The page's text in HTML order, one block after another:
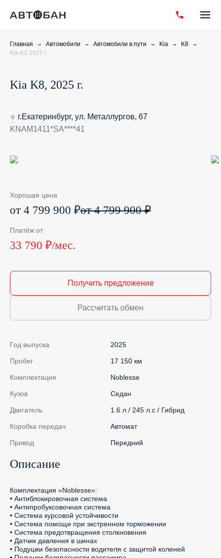
Главная Автомобили Автомобили в пути Kia
K8
Kia K8 2025 г.
Kia K8, 2025 г.
г.Екатеринбург, ул. Металлургов, 67
KNAM1411*SA****41
Хорошая цена
от 4 799 900 ₽от 4 799 900 ₽
Платёж от
33 790 ₽/мес.
Получить предложение
Рассчитать обмен
Год выпуска 2025
Пробег 17 150 км
Комплектация Noblesse
Кузов Седан
Двигатель 1.6 л / 245 л.с / Гибрид
Коробка передач Автомат
Привод Передний
Описание
Комплектация «Noblesse»:
• Антиблокировочная система
• Антипробуксовочная система
• Система курсовой устойчивости
• Система помощи при экстренном торможении
• Система предотвращения столкновения
• Датчик давления в шинах
• Подушки безопасности водителя с защитой коленей